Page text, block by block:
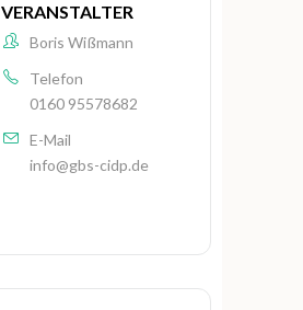
VERANSTALTER
Boris Wißmann
Telefon
0160 95578682
E-Mail
info@gbs-cidp.de